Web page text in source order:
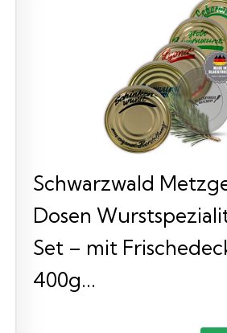
Schwarzwald
Dosen
Set – mit
400g...